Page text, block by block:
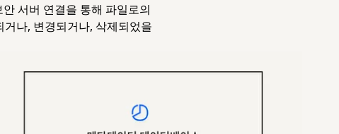
서버 연결을 통해 파일로의
나, 변경되거나, 삭제되었을